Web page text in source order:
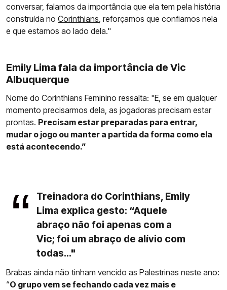
conversar, falamos da importância que ela tem pela história
construída no Corinthians , reforçamos que confiamos nela
e que estamos ao lado dela."
Emily Lima fala da importância de Vic
Albuquerque
Nome do Corinthians Feminino ressalta: "E, se em qualquer
momento precisarmos dela, as jogadoras precisam estar
prontas. Precisam estar preparadas para entrar,
mudar o jogo ou manter a partida da forma como ela
está acontecendo.”
Treinadora do Corinthians, Emily
Lima explica gesto: “Aquele
abraço não foi apenas com a
Vic; foi um abraço de alívio com
todas..."
Brabas ainda não tinham vencido as Palestrinas neste ano:
“O grupo vem se fechando cada vez mais e